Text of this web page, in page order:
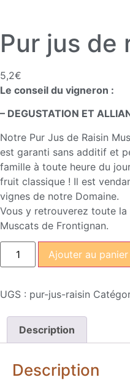
Pur jus de
5,2€
Le conseil du vigneron :
– DEGUSTATION ET
Notre Pur Jus de Raisin
est garanti sans additif et
famille à toute heure du
fruit classique ! Il est
vignes de notre Domaine.
Vous y retrouverez toute
Muscats de Frontignan.
Ajouter au panier
UGS : pur-jus-raisin
Description
Description